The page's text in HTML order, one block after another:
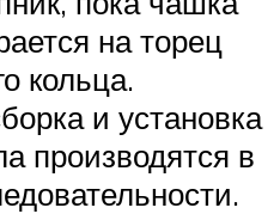
на торец
кольца.
и установка
производятся в